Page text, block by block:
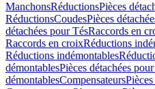
ManchonsRéductionsPièces
RéductionsCoudesPièces
détachées pour TésRaccords en
Raccords en croixRéductions
Réductions indémontables
démontablesPièces détachées
démontablesCompensateurs